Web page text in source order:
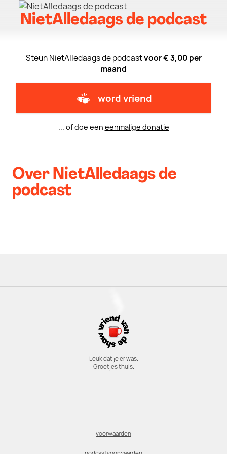
NietAlledaags de podcast
Steun NietAlledaags de podcastvoor € 3,00 per
maand
word vriend
... of doe een eenmalige donatie
Over NietAlledaags de
podcast
Leuk dat je er was.
Groetjes thuis.
voorwaarden